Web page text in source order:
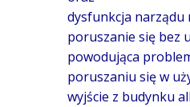
dysfunkcja narządu
poruszanie się bez
powodująca
poruszaniu się w
wyjście z budynku